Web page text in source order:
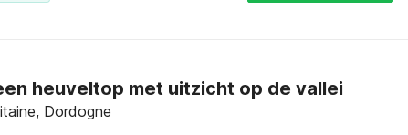
heuveltop met uitzicht op de vallei
Dordogne